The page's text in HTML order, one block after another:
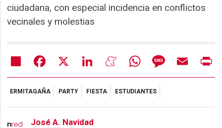
ciudadana, con especial incidencia en conflictos
vecinales y molestias
Share Facebook LinkedIn MeneameWhatsAppMessageEmail
ERMITAGAÑA PARTY FIESTA ESTUDIANTES
José A. Navidad